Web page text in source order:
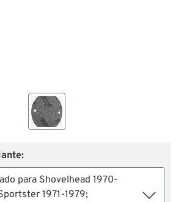
para Shovelhead 1970-
1971-1979;